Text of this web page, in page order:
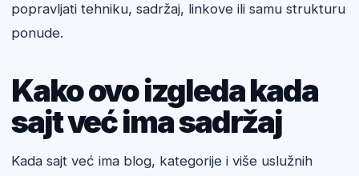
popravljati tehniku, sadržaj, linkove ili samu strukturu
ponude.
Kako ovo izgleda kada
sajt već ima sadržaj
Kada sajt već ima blog, kategorije i više uslužnih